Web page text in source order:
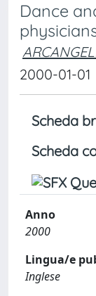
Dance
2000-01-01
Scheda
Scheda
Anno
2000
Lingua/e
Inglese